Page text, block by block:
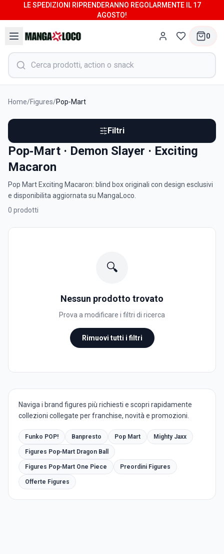
LE SPEDIZIONI RIPRENDERANNO REGOLARMENTE IL 17
AGOSTO!
0
Home/Figures/Pop‑Mart
Filtri
Pop‑Mart · Demon Slayer · Exciting
Macaron
Pop Mart Exciting Macaron: blind box originali con design esclusivi
e disponibilita aggiornata su MangaLoco.
0 prodotti
🔍
Nessun prodotto trovato
Prova a modificare i filtri di ricerca
Rimuovi tutti i filtri
Naviga i brand figures più richiesti e scopri rapidamente
collezioni collegate per franchise, novità e promozioni.
Funko POP! Banpresto Pop Mart Mighty Jaxx
Figures Pop‑Mart Dragon Ball
Figures Pop‑Mart One Piece Preordini Figures
Offerte Figures